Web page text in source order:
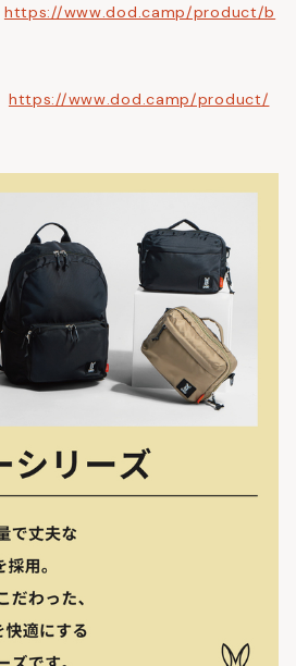
https://www.dod.camp/product/b
https://www.dod.camp/product/